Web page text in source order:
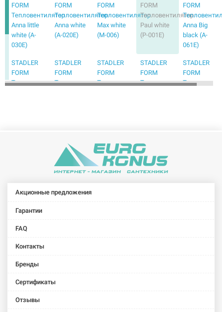
FORM
Тепловентилятор
Anna little
white (A-
030E)
FORM
Тепловентилятор
Anna white
(A-020E)
FORM
Тепловентилятор
Max white
(M-006)
FORM
Тепловентилятор
Paul white
(P-001E)
FORM
Anna Big
black (A-
061E)
STADLER
FORM
Тепловентилятор
STADLER
FORM
Тепловентилятор
STADLER
FORM
Тепловентилятор
STADLER
FORM
Тепловентилятор
STADLER
FORM
ТепловентиляторТепловентилятор
Paul black
(P-002E)
Акционные предложения
Гарантии
FAQ
Контакты
Бренды
Сертификаты
Отзывы